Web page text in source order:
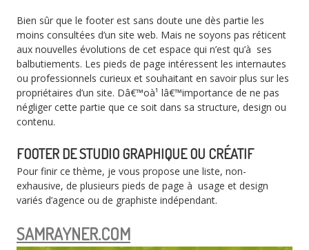
Bien sûr que le footer est sans doute une dès partie les
moins consultées d’un site web. Mais ne soyons pas réticent
aux nouvelles évolutions de cet espace qui n’est qu’à ses
balbutiements. Les pieds de page intéressent les internautes
ou professionnels curieux et souhaitant en savoir plus sur les
propriétaires d’un site. Dâ€™oà¹ lâ€™importance de ne pas
négliger cette partie que ce soit dans sa structure, design ou
contenu.
FOOTER DE STUDIO GRAPHIQUE OU CRÉATIF
Pour finir ce thème, je vous propose une liste, non-
exhausive, de plusieurs pieds de page à usage et design
variés d’agence ou de graphiste indépendant.
SAMRAYNER.COM